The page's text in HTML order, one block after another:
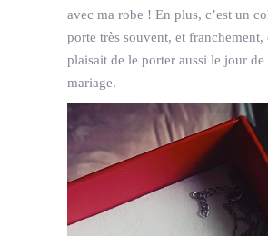
avec ma robe ! En plus, c’est un
porte très souvent, et franchement,
plaisait de le porter aussi le jour de
mariage.